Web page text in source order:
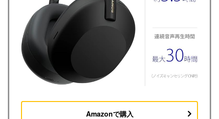
Amazonで購入